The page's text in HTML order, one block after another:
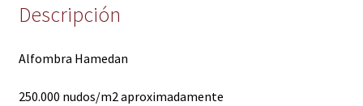
Descripción
Alfombra Hamedan
250.000 nudos/m2 aproximadamente